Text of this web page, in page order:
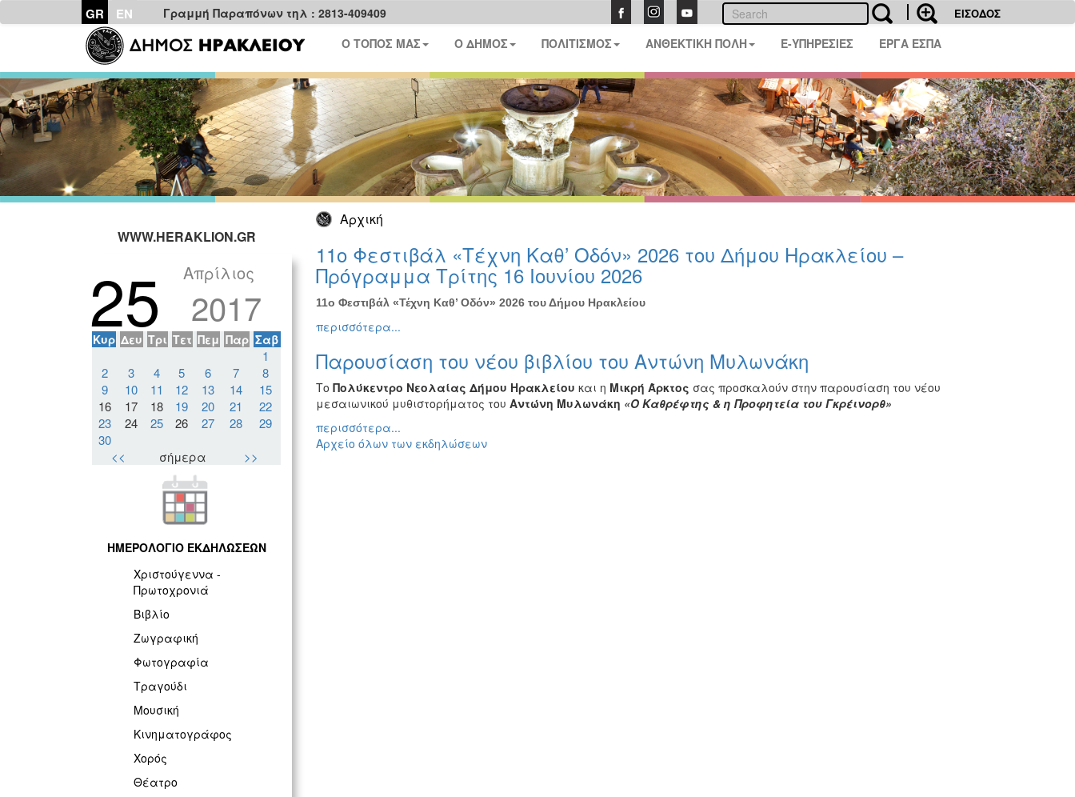
GR EN Γραμμή Παραπόνων τηλ : 2813-409409 ΕΙΣΟΔΟΣ
Ο ΤΟΠΟΣ ΜΑΣ Ο ΔΗΜΟΣ ΠΟΛΙΤΙΣΜΟΣ ΑΝΘΕΚΤΙΚΗ ΠΟΛΗ E-ΥΠΗΡΕΣΙΕΣ ΕΡΓΑ ΕΣΠΑ
Αρχική
WWW.HERAKLION.GR
25 Απρίλιος
2017
Κυρ Δευ Τρι Τετ Πεμ Παρ Σαβ
1
2
3 4 5 6 7
8
9
10 11 12 13 14
15
16
17 18 19 20 21
22
23
24 25 26 27 28
29
30
<<
σήμερα >>
ΗΜΕΡΟΛΟΓΙΟ ΕΚΔΗΛΩΣΕΩΝ
Χριστούγεννα -
Πρωτοχρονιά
Βιβλίο
Ζωγραφική
Φωτογραφία
Τραγούδι
Μουσική
Κινηματογράφος
Χορός
Θέατρο
11ο Φεστιβάλ «Τέχνη Καθ’ Οδόν» 2026 του Δήμου Ηρακλείου –
Πρόγραμμα Τρίτης 16 Ιουνίου 2026
11ο Φεστιβάλ «Τέχνη Καθ’ Οδόν» 2026 του Δήμου Ηρακλείου
περισσότερα...
Παρουσίαση του νέου βιβλίου του Αντώνη Μυλωνάκη
Το Πολύκεντρο Νεολαίας Δήμου Ηρακλείου και η Μικρή Άρκτος σας προσκαλούν στην παρουσίαση του νέου
μεσαιωνικού μυθιστορήματος του Αντώνη Μυλωνάκη «Ο Καθρέφτης & η Προφητεία του Γκρέινορθ»
περισσότερα...
Αρχείο όλων των εκδηλώσεων